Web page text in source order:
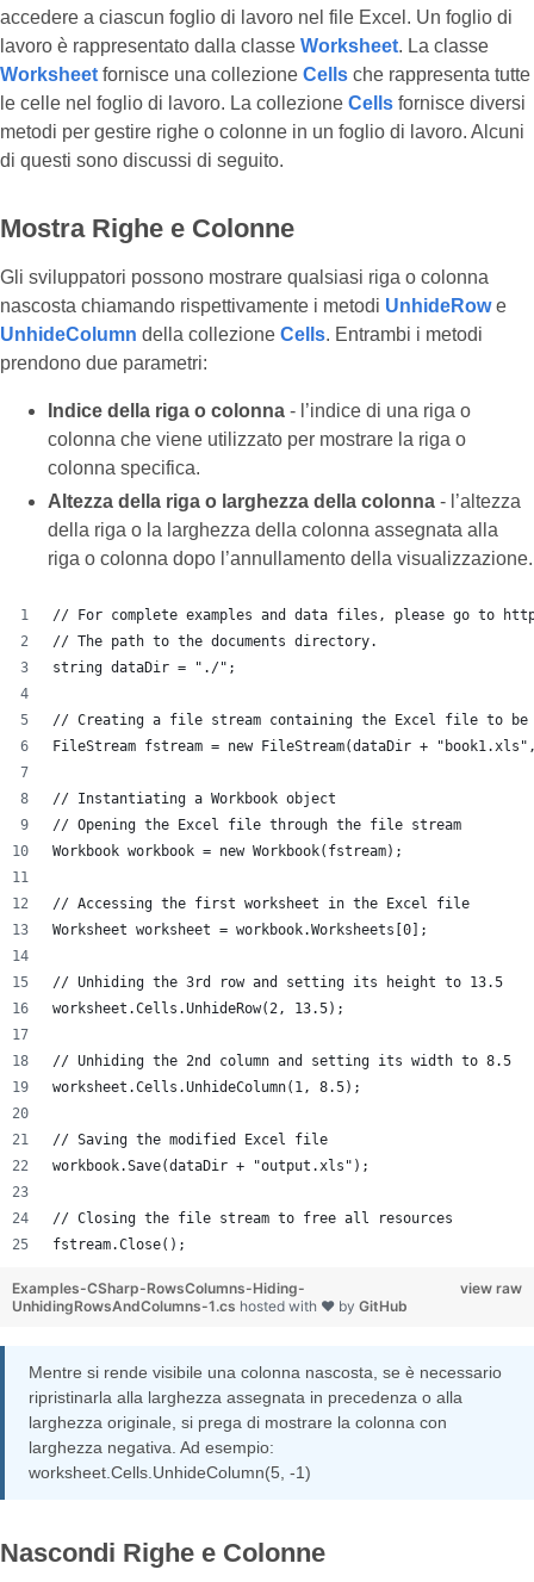
accedere a ciascun foglio di lavoro nel file Excel. Un foglio di
lavoro è rappresentato dalla classe Worksheet. La classe
Worksheet fornisce una collezione Cells che rappresenta tutte
le celle nel foglio di lavoro. La collezione Cells fornisce diversi
metodi per gestire righe o colonne in un foglio di lavoro. Alcuni
di questi sono discussi di seguito.
Mostra Righe e Colonne
Gli sviluppatori possono mostrare qualsiasi riga o colonna
nascosta chiamando rispettivamente i metodi UnhideRowe
UnhideColumn della collezione Cells. Entrambi i metodi
prendono due parametri:
Indice della riga o colonna - l’indice di una riga o
colonna che viene utilizzato per mostrare la riga o
colonna specifica.
Altezza della riga o larghezza della colonna - l’altezza
della riga o la larghezza della colonna assegnata alla
riga o colonna dopo l’annullamento della visualizzazione.
// For complete examples and data files, please go to
// The path to the documents directory.
string dataDir = "./";
// Creating a file stream containing the Excel file to be
FileStream fstream = new FileStream(dataDir +
// Instantiating a Workbook object
// Opening the Excel file through the file stream
Workbook workbook = new Workbook(fstream);
// Accessing the first worksheet in the Excel file
Worksheet worksheet = workbook.Worksheets[0];
// Unhiding the 3rd row and setting its height to 13.5
worksheet.Cells.UnhideRow(2, 13.5);
// Unhiding the 2nd column and setting its width to 8.5
worksheet.Cells.UnhideColumn(1, 8.5);
// Saving the modified Excel file
workbook.Save(dataDir + "output.xls");
// Closing the file stream to free all resources
fstream.Close();
view raw
Examples-CSharp-RowsColumns-Hiding-
UnhidingRowsAndColumns-1.cs hosted with ❤ by GitHub
Mentre si rende visibile una colonna nascosta, se è necessario
ripristinarla alla larghezza assegnata in precedenza o alla
larghezza originale, si prega di mostrare la colonna con
larghezza negativa. Ad esempio:
worksheet.Cells.UnhideColumn(5, -1)
Nascondi Righe e Colonne